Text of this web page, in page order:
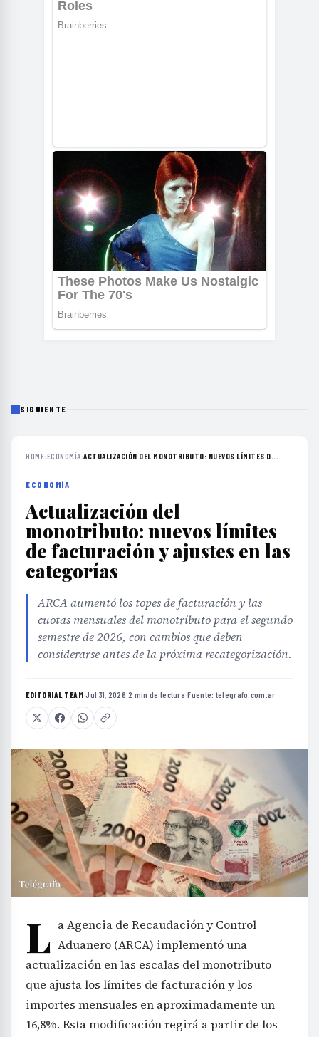
SIGUIENTE
HOME›ECONOMÍA›ACTUALIZACIÓN DEL MONOTRIBUTO: NUEVOS LÍMITES D...
ECONOMÍA
Actualización del
monotributo: nuevos límites
de facturación y ajustes en las
categorías
ARCA aumentó los topes de facturación y las
cuotas mensuales del monotributo para el segundo
semestre de 2026, con cambios que deben
considerarse antes de la próxima recategorización.
EDITORIAL TEAM·Jul 31, 2026·2 min de lectura·Fuente: telegrafo.com.ar
L a Agencia de Recaudación y Control
Aduanero (ARCA) implementó una
actualización en las escalas del monotributo
que ajusta los límites de facturación y los
importes mensuales en aproximadamente un
16,8%. Esta modificación regirá a partir de los